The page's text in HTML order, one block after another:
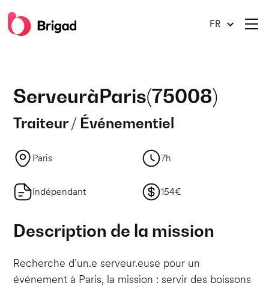
FR
ServeuràParis(75008)
Traiteur / Événementiel
Paris 7h
Indépendant 154€
Description de la mission
Recherche d’un.e serveur.euse pour un
événement à Paris, la mission : servir des boissons